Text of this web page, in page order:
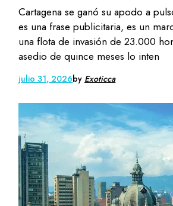
Cartagena se ganó su apodo a
es una frase publicitaria, es un
una flota de invasión de 23.000
asedio de quince meses lo inten
julio 31, 2026by Exoticca